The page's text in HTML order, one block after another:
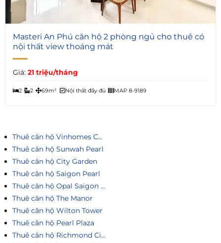
4
Masteri An Phú căn hộ 2 phòng ngủ cho thuê có
nội thất view thoáng mát
Giá: 21 triệu/tháng
2 2 69m² Nội thất đầy đủ MAP 8-9189
Thuê căn hộ Vinhomes Central Park
Thuê căn hộ Sunwah Pearl
Thuê căn hộ City Garden
Thuê căn hộ Saigon Pearl
Thuê căn hộ Opal Saigon Pearl
Thuê căn hộ The Manor
Thuê căn hộ Wilton Tower
Thuê căn hộ Pearl Plaza
Thuê căn hộ Richmond City